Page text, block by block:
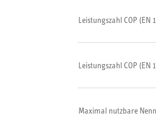
Leistungszahl COP (EN
Leistungszahl COP (EN
Maximal nutzbare